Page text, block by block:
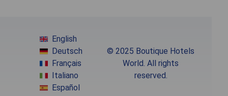
English
Deutsch
Français
Italiano
Español
© 2025 Boutique Hotels
World. All rights
reserved.